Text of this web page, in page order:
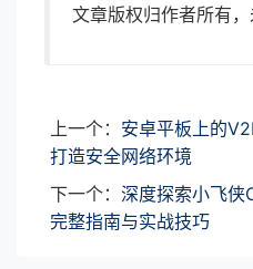
文章版权归作者所有，
上一个： 安卓平板上的
打造安全网络环境
下一个： 深度探索小飞侠
完整指南与实战技巧